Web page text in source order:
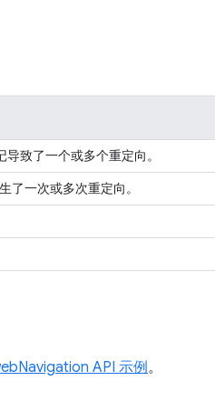
致了一个或多个重定向。
了一次或多次重定向。
API 示例。